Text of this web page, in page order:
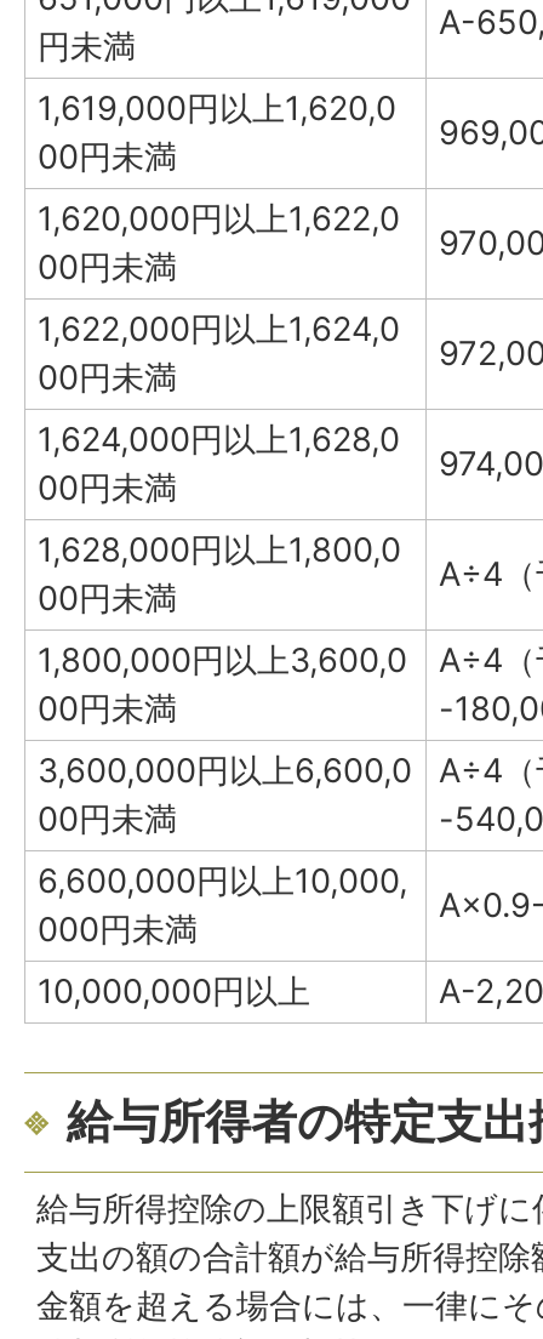
円未満
A-
1,619,000円以上1,620,0
00円未満
1,620,000円以上1,622,0
00円未満
1,622,000円以上1,624,0
00円未満
1,624,000円以上1,628,0
00円未満
1,628,000円以上1,800,0
00円未満
A÷4（
1,800,000円以上3,600,0
00円未満
A÷4（
-
3,600,000円以上6,600,0
00円未満
A÷4（
-
6,600,000円以上10,000,
000円未満
10,000,000円以上 A-
給与所得者の特定支
給与所得控除の上限額引き下げ
支出の額の合計額が給与所得控
金額を超える場合には、一律に